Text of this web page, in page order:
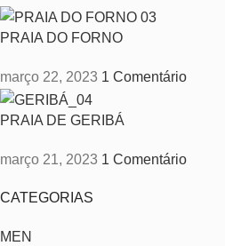
PRAIA DO FORNO
março 22, 2023 1 Comentário
PRAIA DE GERIBÁ
março 21, 2023 1 Comentário
CATEGORIAS
MEN